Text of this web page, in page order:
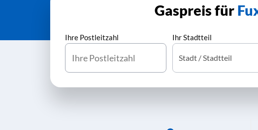
Gaspreis für
Ihre Postleitzahl Ihr Stadtteil